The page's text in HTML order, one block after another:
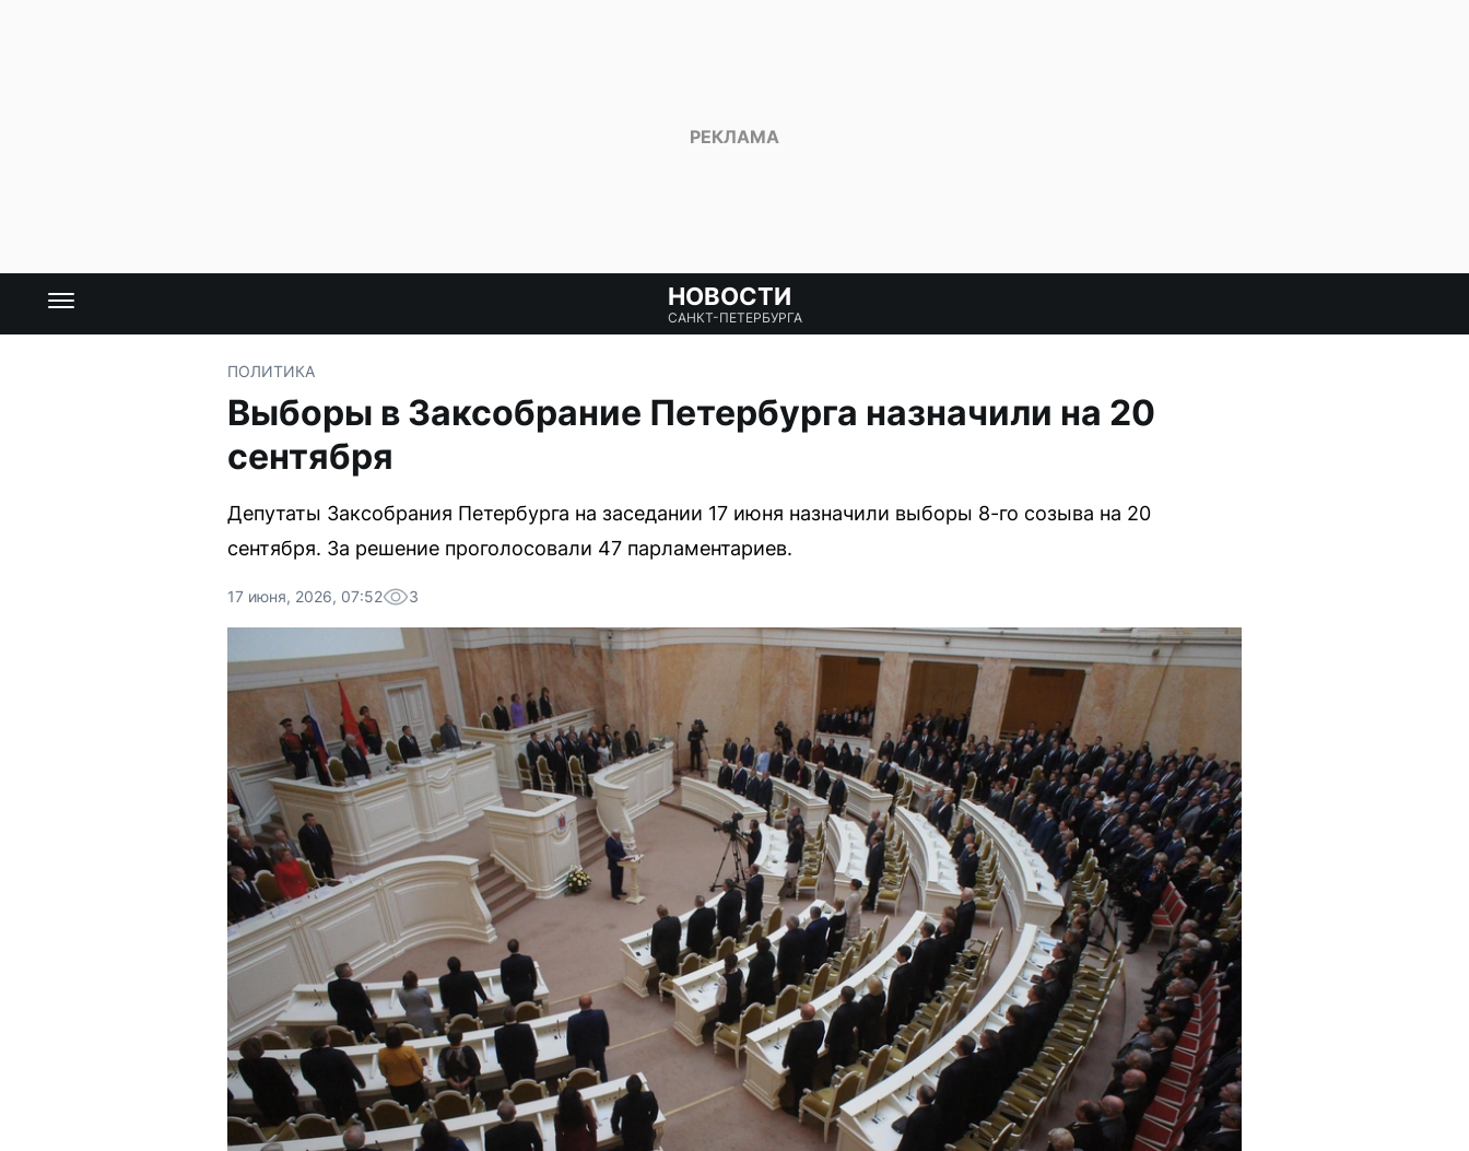
НОВОСТИ
САНКТ-ПЕТЕРБУРГА
ПОЛИТИКА
Выборы в Заксобрание Петербурга назначили на 20
сентября
Депутаты Заксобрания Петербурга на заседании 17 июня назначили выборы 8-го созыва на 20
сентября. За решение проголосовали 47 парламентариев.
17 июня, 2026, 07:52 3